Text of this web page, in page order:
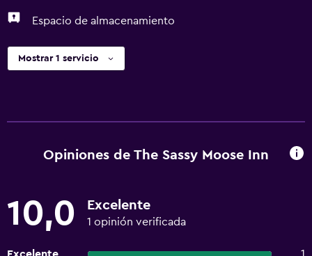
Espacio de almacenamiento
Mostrar 1 servicio
Opiniones de The Sassy Moose Inn
10,0 Excelente
1 opinión verificada